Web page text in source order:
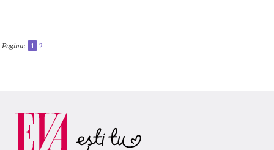
Pagina: 1 2